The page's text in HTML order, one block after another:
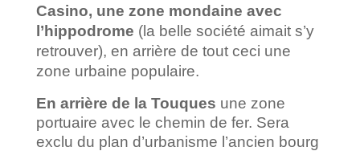
Casino, une zone mondaine avec
l’hippodrome (la belle société aimait s’y
retrouver), en arrière de tout ceci une
zone urbaine populaire.
En arrière de la Touques une zone
portuaire avec le chemin de fer. Sera
exclu du plan d’urbanisme l’ancien bourg